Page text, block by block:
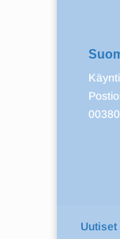
Uutiset